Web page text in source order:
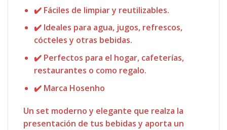
✔️ Fáciles de limpiar y reutilizables.
✔️ Ideales para agua, jugos, refrescos,
cócteles y otras bebidas.
✔️ Perfectos para el hogar, cafeterías,
restaurantes o como regalo.
✔️ Marca Hosenho
Un set moderno y elegante que realza la
presentación de tus bebidas y aporta un